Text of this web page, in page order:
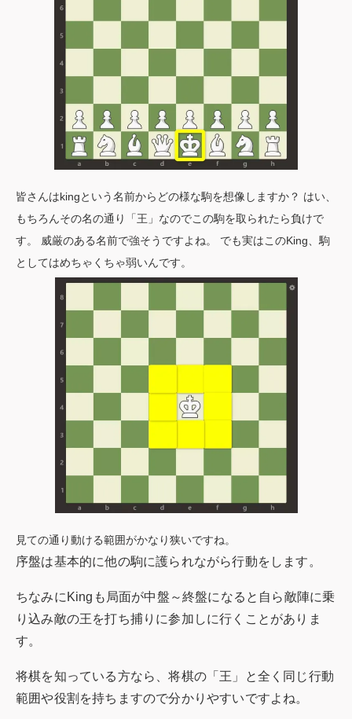
皆さんはkingという名前からどの様な駒を想像しますか？ はい、
もちろんその名の通り「王」なのでこの駒を取られたら負けで
す。 威厳のある名前で強そうですよね。 でも実はこのKing、駒
としてはめちゃくちゃ弱いんです。
見ての通り動ける範囲がかなり狭いですね。
序盤は基本的に他の駒に護られながら行動をします。
ちなみにKingも局面が中盤～終盤になると自ら敵陣に乗
り込み敵の王を打ち捕りに参加しに行くことがありま
す。
将棋を知っている方なら、将棋の「王」と全く同じ行動
範囲や役割を持ちますので分かりやすいですよね。